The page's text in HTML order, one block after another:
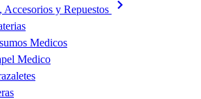
Accesorios y Repuestos
Medicos
Medico